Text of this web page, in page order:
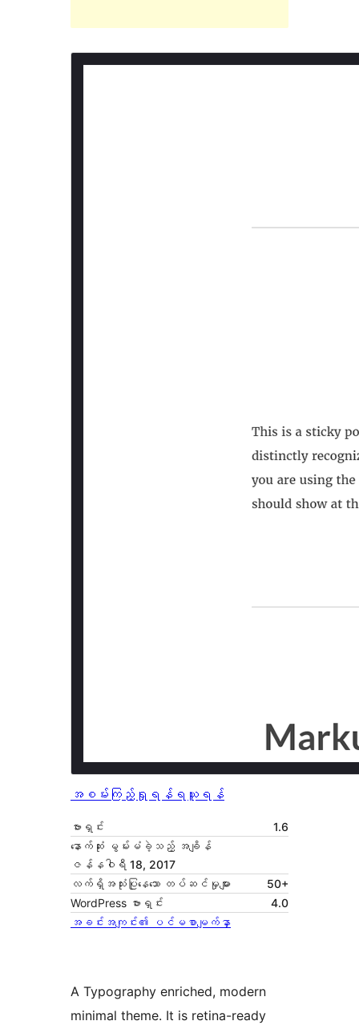
အစမ်းကြည့်ရှုရန် ရယူရန်
ဗားရှင်း
1.6
နောက်ဆုံး မွမ်းမံခဲ့သည့် အချိန်
ဇန်နဝါရီ 18, 2017
လက်ရှိအသုံးပြုနေသော တပ်ဆင်မှုများ
50+
WordPress ဗားရှင်း
4.0
အခင်းအကျင်း၏ ပင်မစာမျက်နှာ
A Typography enriched, modern
minimal theme. It is retina-ready